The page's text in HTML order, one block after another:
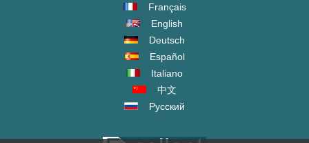
Français
English
Deutsch
Español
Italiano
中文
Русский